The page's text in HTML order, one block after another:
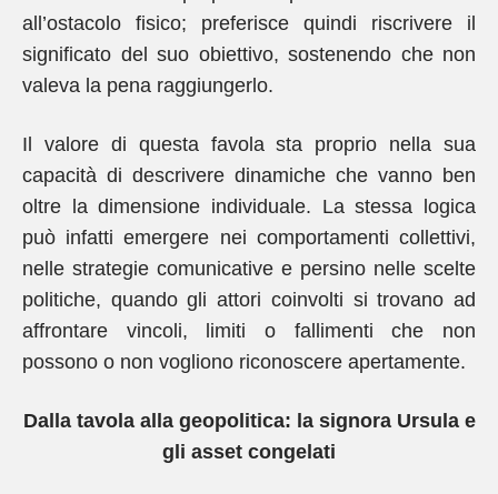
all’ostacolo fisico; preferisce quindi riscrivere il
significato del suo obiettivo, sostenendo che non
valeva la pena raggiungerlo.
Il valore di questa favola sta proprio nella sua
capacità di descrivere dinamiche che vanno ben
oltre la dimensione individuale. La stessa logica
può infatti emergere nei comportamenti collettivi,
nelle strategie comunicative e persino nelle scelte
politiche, quando gli attori coinvolti si trovano ad
affrontare vincoli, limiti o fallimenti che non
possono o non vogliono riconoscere apertamente.
Dalla tavola alla geopolitica: la signora Ursula e
gli asset congelati